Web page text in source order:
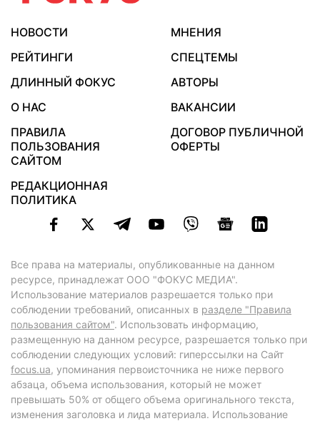
НОВОСТИ
МНЕНИЯ
РЕЙТИНГИ
СПЕЦТЕМЫ
ДЛИННЫЙ ФОКУС
АВТОРЫ
О НАС
ВАКАНСИИ
ПРАВИЛА
ПОЛЬЗОВАНИЯ
САЙТОМ
ДОГОВОР ПУБЛИЧНОЙ
ОФЕРТЫ
РЕДАКЦИОННАЯ
ПОЛИТИКА
Все права на материалы, опубликованные на данном
ресурсе, принадлежат ООО "ФОКУС МЕДИА".
Использование материалов разрешается только при
соблюдении требований, описанных в разделе "Правила
пользования сайтом". Использовать информацию,
размещенную на данном ресурсе, разрешается только при
соблюдении следующих условий: гиперссылки на Сайт
focus.ua, упоминания первоисточника не ниже первого
абзаца, объема использования, который не может
превышать 50% от общего объема оригинального текста,
изменения заголовка и лида материала. Использование